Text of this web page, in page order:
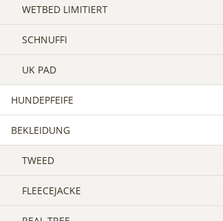
WETBED LIMITIERT
SCHNUFFI
UK PAD
HUNDEPFEIFE
BEKLEIDUNG
TWEED
FLEECEJACKE